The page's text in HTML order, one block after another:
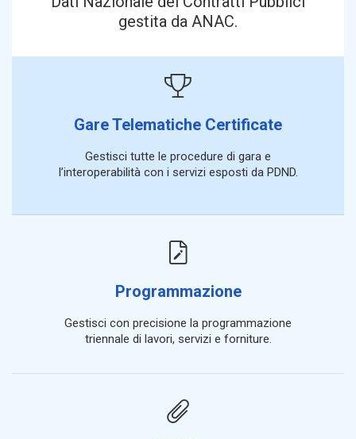
gestita da ANAC.
Gare Telematiche Certificate
Gestisci tutte le procedure di gara e
l’interoperabilità con i servizi esposti da PDND.
Programmazione
Gestisci con precisione la programmazione
triennale di lavori, servizi e forniture.